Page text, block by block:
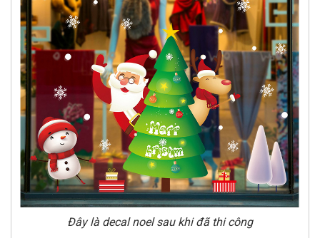
Đây là decal noel sau khi đã thi công